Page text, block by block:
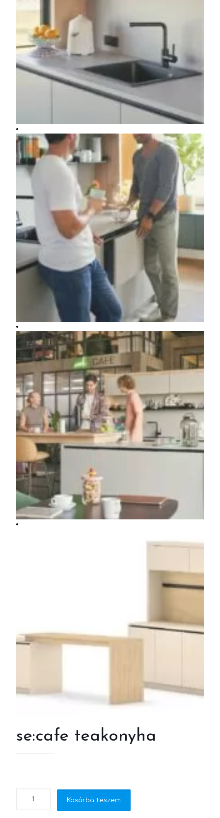
se:cafe teakonyha
Kosárba teszem